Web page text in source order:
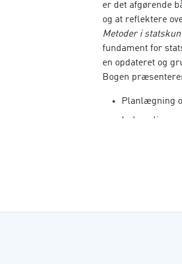
er det afgørende
og at reflektere
Metoder i
fundament for
en opdateret og
Bogen
Planlægning
Indsamling og
metoder kan føre